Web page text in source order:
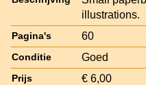
illustrations.
Pagina's 60
Conditie Goed
Prijs € 6,00